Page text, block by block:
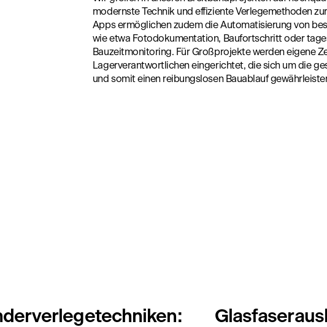
modernste Technik und effiziente Verlegemethoden
Apps ermöglichen zudem die Automatisierung von
wie etwa Fotodokumentation, Baufortschritt oder
Bauzeitmonitoring. Für Großprojekte werden eigene
Lagerverantwortlichen eingerichtet, die sich um die
und somit einen reibungslosen Bauablauf